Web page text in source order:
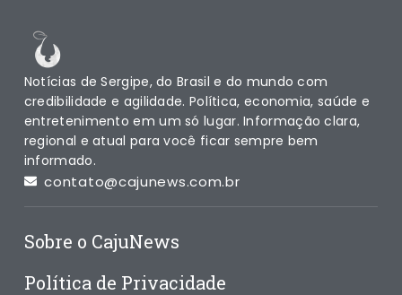
Notícias de Sergipe, do Brasil e do mundo com
credibilidade e agilidade. Política, economia, saúde e
entretenimento em um só lugar. Informação clara,
regional e atual para você ficar sempre bem
informado.
contato@cajunews.com.br
Sobre o CajuNews
Política de Privacidade